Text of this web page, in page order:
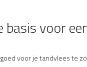
basis voor
voor je tandvlees te